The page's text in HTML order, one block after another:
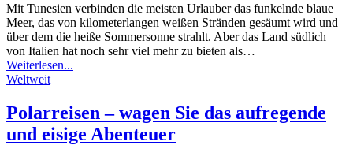
Mit Tunesien verbinden die meisten Urlauber das funkelnde blaue
Meer, das von kilometerlangen weißen Stränden gesäumt wird und
über dem die heiße Sommersonne strahlt. Aber das Land südlich
von Italien hat noch sehr viel mehr zu bieten als…
Weiterlesen...
Weltweit
Polarreisen – wagen Sie das aufregende
und eisige Abenteuer